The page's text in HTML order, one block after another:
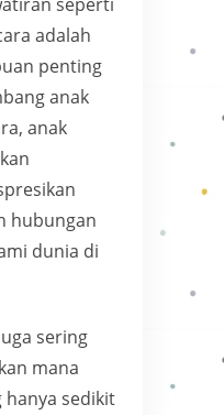
adalah
penting
anak
anak
hubungan
dunia di
sering
mana
hanya sedikit